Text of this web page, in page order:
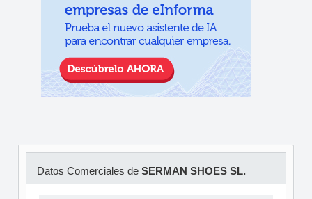
Datos Comerciales de SERMAN SHOES SL.